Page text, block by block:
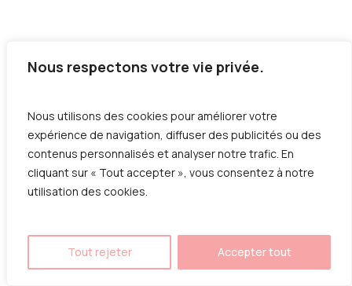
Nous respectons votre vie privée.
Nous utilisons des cookies pour améliorer votre
expérience de navigation, diffuser des publicités ou des
contenus personnalisés et analyser notre trafic. En
cliquant sur « Tout accepter », vous consentez à notre
utilisation des cookies.
Tout rejeter Accepter tout